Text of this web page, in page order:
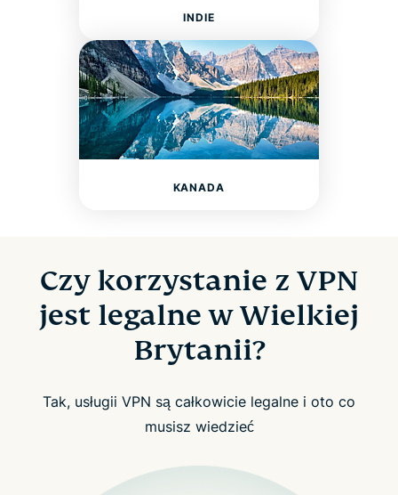
INDIE
KANADA
Czy korzystanie z VPN
jest legalne w Wielkiej
Brytanii?
Tak, usługii VPN są całkowicie legalne i oto co
musisz wiedzieć